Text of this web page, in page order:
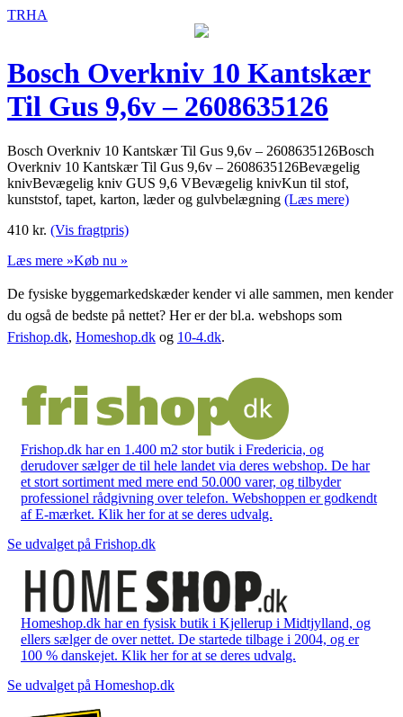
TRHA
Bosch Overkniv 10 Kantskær
Til Gus 9,6v – 2608635126
Bosch Overkniv 10 Kantskær Til Gus 9,6v – 2608635126Bosch
Overkniv 10 Kantskær Til Gus 9,6v – 2608635126Bevægelig
knivBevægelig kniv GUS 9,6 VBevægelig knivKun til stof,
kunststof, tapet, karton, læder og gulvbelægning (Læs mere)
410 kr. (Vis fragtpris)
Læs mere »Køb nu »
De fysiske byggemarkedskæder kender vi alle sammen, men kender
du også de bedste på nettet? Her er der bl.a. webshops som
Frishop.dk, Homeshop.dk og 10-4.dk.
Frishop.dk har en 1.400 m2 stor butik i Fredericia, og
derudover sælger de til hele landet via deres webshop. De har
et stort sortiment med mere end 50.000 varer, og tilbyder
professionel rådgivning over telefon. Webshoppen er godkendt
af E-mærket. Klik her for at se deres udvalg.
Se udvalget på Frishop.dk
Homeshop.dk har en fysisk butik i Kjellerup i Midtjylland, og
ellers sælger de over nettet. De startede tilbage i 2004, og er
100 % danskejet. Klik her for at se deres udvalg.
Se udvalget på Homeshop.dk